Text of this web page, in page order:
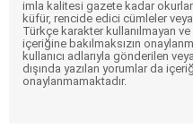
imla kalitesi gazete kadar
küfür, rencide edici cümleler veya
Türkçe karakter kullanılmayan
içeriğine bakılmaksızın
kullanıcı adlarıyla gönderilen
dışında yazılan yorumlar da
onaylanmamaktadır.